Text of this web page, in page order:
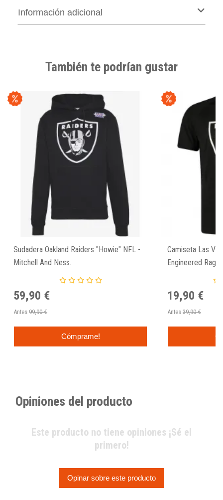
Información adicional
También te podrían gustar
Sudadera Oakland Raiders "Howie" NFL -
Mitchell And Ness.
59,90 €
Antes 99,90 €
Cómprame!
Camiseta Las
Engineered
19,90 €
Antes 39,90 €
Opiniones del producto
Este producto no tiene opiniones ¡Sé el
primero!
Opinar sobre este producto